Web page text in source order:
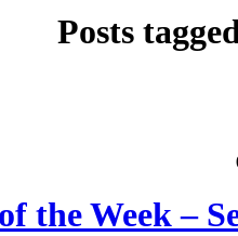
Posts
the Week –